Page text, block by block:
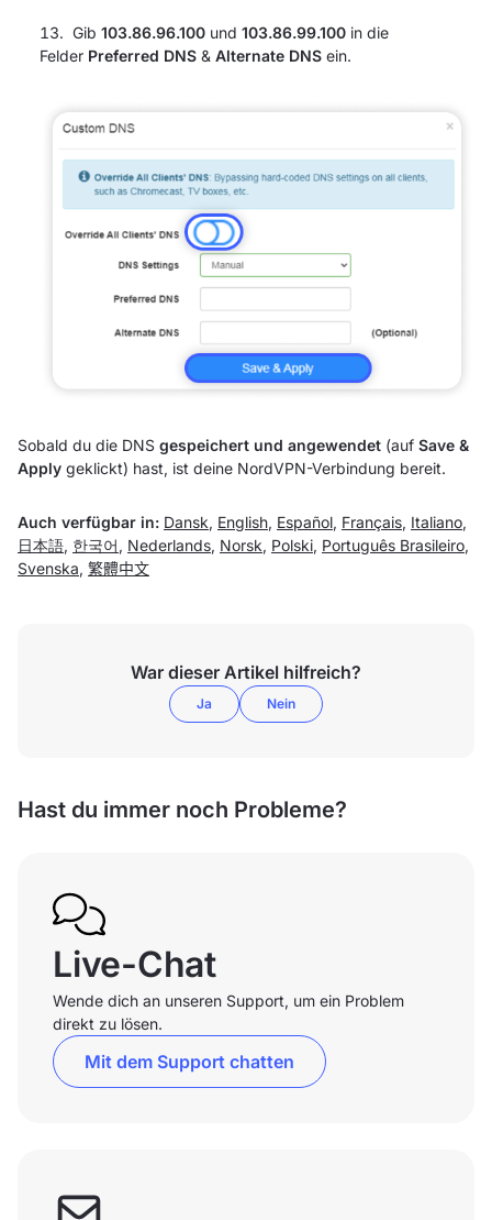
Gib 103.86.96.100 und 103.86.99.100 in die
Felder Preferred DNS & Alternate DNS ein.
Sobald du die DNS gespeichert und angewendet (auf Save &
Apply geklickt) hast, ist deine NordVPN-Verbindung bereit.
Auch verfügbar in: Dansk, English, Español, Français, Italiano,
日本語, 한국어 , Nederlands, Norsk, Polski, Português Brasileiro,
Svenska, 繁體中文
War dieser Artikel hilfreich?
Ja Nein
Hast du immer noch Probleme?
Live-Chat
Wende dich an unseren Support, um ein Problem
direkt zu lösen.
Mit dem Support chatten